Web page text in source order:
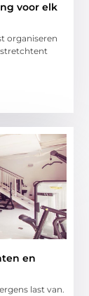
voor elk
organiseren
stretchtent
en
last van.